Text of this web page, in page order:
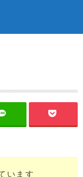
います